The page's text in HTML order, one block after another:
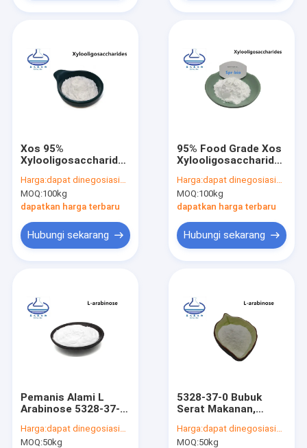
Xos 95%
Xylooligosaccharide
Makanan Alami HPLC
Harga:dapat dinegosiasikan
MOQ:100kg
dapatkan harga terbaru
Hubungi sekarang
95% Food Grade Xos
Xylooligosaccharides
sembelit
Harga:dapat dinegosiasikan
MOQ:100kg
dapatkan harga terbaru
Hubungi sekarang
Pemanis Alami L
Arabinose 5328-37-0
Harga:dapat dinegosiasikan
MOQ:50kg
5328-37-0 Bubuk
Serat Makanan,
Bubuk Arabinosa
Harga:dapat dinegosiasikan
MOQ:50kg